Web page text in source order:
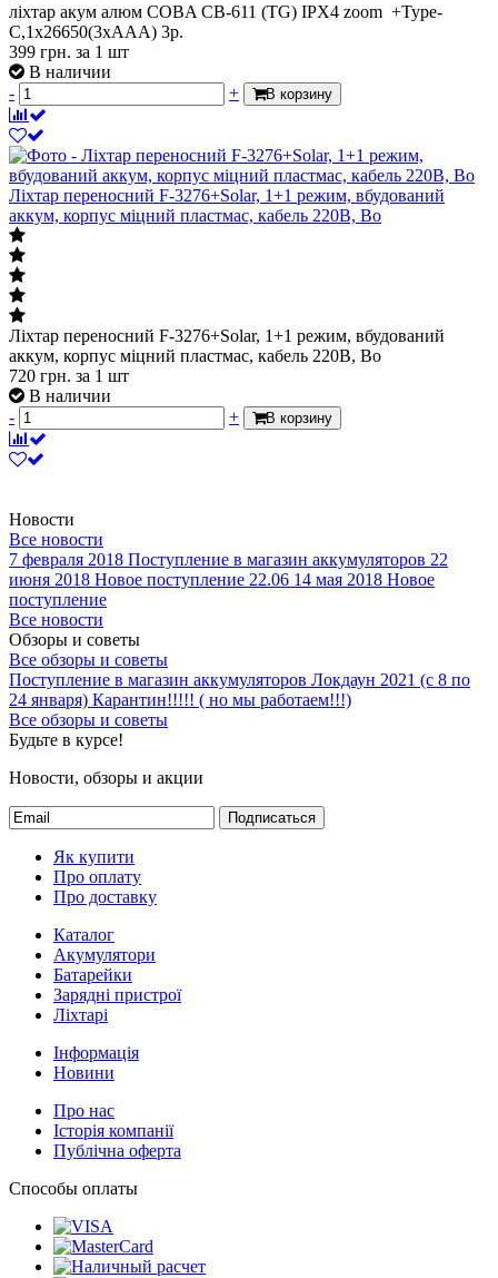
ліхтар акум алюм COBA CB-611 (TG) IPX4 zoom +Type-
C,1х26650(3xAAA) 3р.
399 грн. за 1 шт
В наличии
-
+ В корзину
Ліхтар переносний F-3276+Solar, 1+1 режим, вбудований
аккум, корпус міцний пластмас, кабель 220В, Bo
Ліхтар переносний F-3276+Solar, 1+1 режим, вбудований
аккум, корпус міцний пластмас, кабель 220В, Bo
720 грн. за 1 шт
В наличии
-
+ В корзину
Новости
Все новости
7 февраля 2018 Поступление в магазин аккумуляторов 22
июня 2018 Новое поступление 22.06 14 мая 2018 Новое
поступление
Все новости
Обзоры и советы
Все обзоры и советы
Поступление в магазин аккумуляторов Локдаун 2021 (с 8 по
24 января) Карантин!!!!! ( но мы работаем!!!)
Все обзоры и советы
Будьте в курсе!
Новости, обзоры и акции
Подписаться
Як купити
Про оплату
Про доставку
Каталог
Акумулятори
Батарейки
Зарядні пристрої
Ліхтарі
Інформація
Новини
Про нас
Історія компанії
Публічна оферта
Способы оплаты